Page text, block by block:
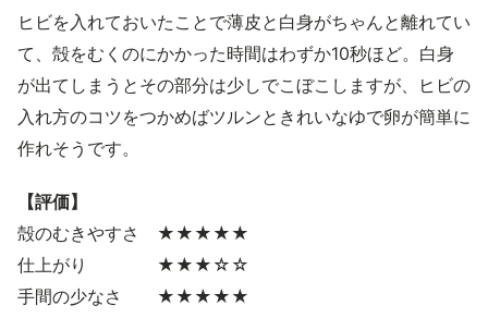
ヒビを入れておいたことで薄皮と白身がちゃんと離れてい
て、殻をむくのにかかった時間はわずか10秒ほど。白身
が出てしまうとその部分は少しでこぼこしますが、ヒビの
入れ方のコツをつかめばツルンときれいなゆで卵が簡単に
作れそうです。
【評価】
殻のむきやすさ ★★★★★
仕上がり ★★★☆☆
手間の少なさ ★★★★★